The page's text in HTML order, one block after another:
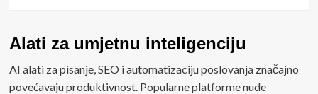
Alati za umjetnu inteligenciju
AI alati za pisanje, SEO i automatizaciju poslovanja značajno
povećavaju produktivnost. Popularne platforme nude